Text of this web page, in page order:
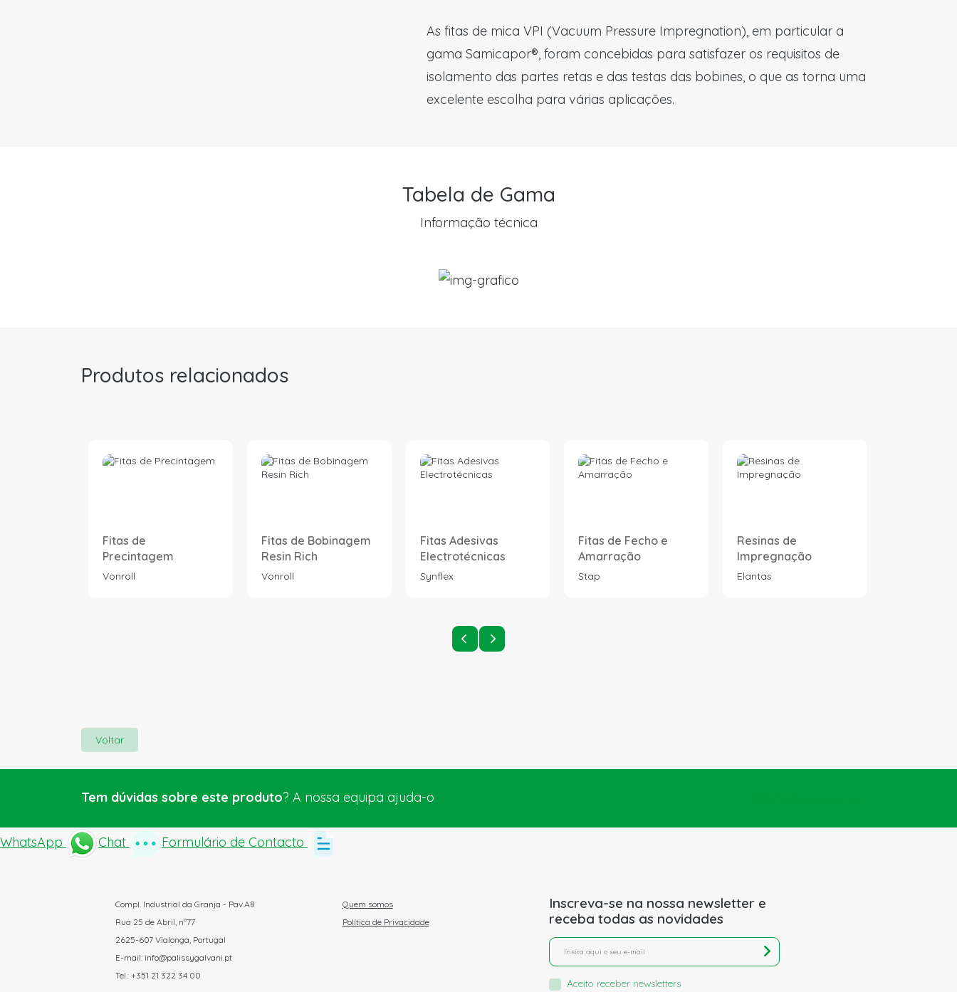
As fitas de mica VPI (Vacuum Pressure Impregnation), em particular a
gama Samicapor®, foram concebidas para satisfazer os requisitos de
isolamento das partes retas e das testas das bobines, o que as torna uma
excelente escolha para várias aplicações.
Tabela de Gama
Informação técnica
Produtos relacionados
Fitas de
Precintagem
Vonroll
Fitas de Bobinagem
Resin Rich
Vonroll
Fitas Adesivas
Electrotécnicas
Synflex
Fitas de Fecho e
Amarração
Stap
Resinas de
Impregnação
Elantas
Voltar
Tem dúvidas sobre este produto? A nossa equipa ajuda-o
WhatsApp Chat Formulário de Contacto
Compl. Industrial da Granja - Pav.A8
Rua 25 de Abril, nº77
2625-607 Vialonga, Portugal
E-mail: info@palissygalvani.pt
Tel.: +351 21 322 34 00
Quem somos
Política de Privacidade
Inscreva-se na nossa newsletter e
receba todas as novidades
Aceito receber newsletters